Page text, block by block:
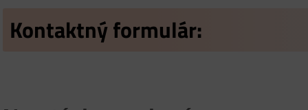
Kontaktný formulár: